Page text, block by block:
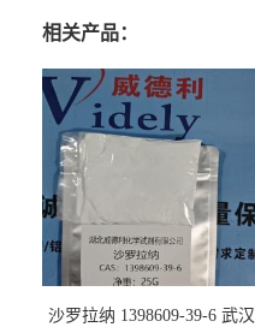
相关产品：
沙罗拉纳 1398609-39-6 武汉